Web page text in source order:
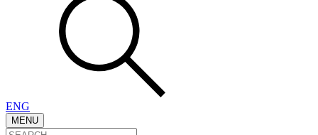
ENG
MENU